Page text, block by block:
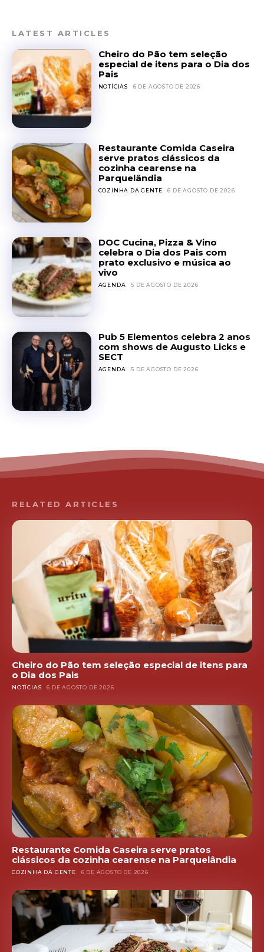
LATEST ARTICLES
Cheiro do Pão tem seleção
especial de itens para o Dia dos
Pais
NOTÍCIAS 6 DE AGOSTO DE 2026
Restaurante Comida Caseira
serve pratos clássicos da
cozinha cearense na
Parquelândia
COZINHA DA GENTE 6 DE AGOSTO DE 2026
DOC Cucina, Pizza & Vino
celebra o Dia dos Pais com
prato exclusivo e música ao
vivo
AGENDA 5 DE AGOSTO DE 2026
Pub 5 Elementos celebra 2 anos
com shows de Augusto Licks e
SECT
AGENDA 5 DE AGOSTO DE 2026
RELATED ARTICLES
Cheiro do Pão tem seleção especial de itens para
o Dia dos Pais
NOTÍCIAS 6 DE AGOSTO DE 2026
Restaurante Comida Caseira serve pratos
clássicos da cozinha cearense na Parquelândia
COZINHA DA GENTE 6 DE AGOSTO DE 2026